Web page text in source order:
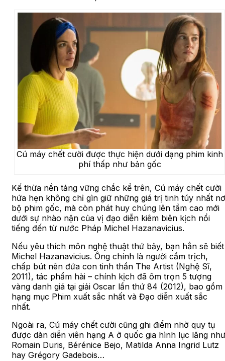
Cú máy chết cười được thực hiện dưới dạng phim kinh
phí thấp như bản gốc
Kế thừa nền tảng vững chắc kể trên, Cú máy chết cười
hứa hẹn không chỉ gìn giữ những giá trị tinh túy nhất
bộ phim gốc, mà còn phát huy chúng lên tầm cao mới
dưới sự nhào nặn của vị đạo diễn kiêm biên kịch nổi
tiếng đến từ nước Pháp Michel Hazanavicius.
Nếu yêu thích môn nghệ thuật thứ bảy, bạn hẳn sẽ biết
Michel Hazanavicius. Ông chính là người cầm trịch,
chấp bút nên đứa con tinh thần The Artist (Nghệ Sĩ,
2011), tác phẩm hài – chính kịch đã ôm trọn 5 tượng
vàng danh giá tại giải Oscar lần thứ 84 (2012), bao gồm
hạng mục Phim xuất sắc nhất và Đạo diễn xuất sắc
nhất.
Ngoài ra, Cú máy chết cười cũng ghi điểm nhờ quy tụ
được dàn diễn viên hạng A ở quốc gia hình lục lăng như
Romain Duris, Bérénice Bejo, Matilda Anna Ingrid Lutz
hay Grégory Gadebois…